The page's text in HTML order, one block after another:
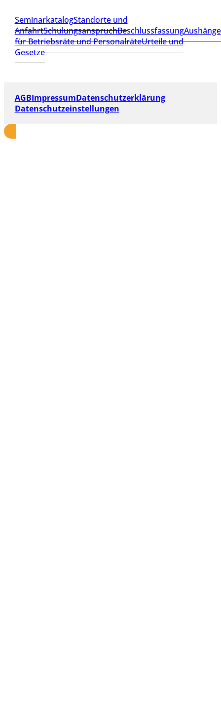
SeminarkatalogStandorte und
AnfahrtSchulungsanspruchBeschlussfassungAushänge
für Betriebsräte und PersonalräteUrteile und
Gesetze
AGBImpressumDatenschutzerklärung
Datenschutzeinstellungen